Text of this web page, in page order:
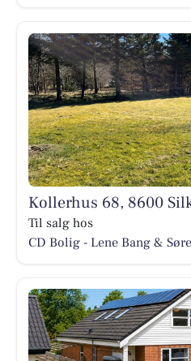
Kollerhus 68, 8600
Til salg hos
CD Bolig - Lene Bang &